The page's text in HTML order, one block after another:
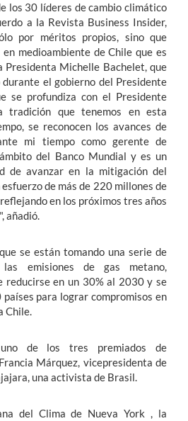
los 30 líderes de cambio climático
a la Revista Business Insider,
por méritos propios, sino que
medioambiente de Chile que es
Presidenta Michelle Bachelet, que
el gobierno del Presidente
se profundiza con el Presidente
tradición que tenemos en esta
se reconocen los avances de
mi tiempo como gerente de
del Banco Mundial y es un
de avanzar en la mitigación del
de más de 220 millones de
en los próximos tres años
añadió.
se están tomando una serie de
emisiones de gas metano,
reducirse en un 30% al 2030 y se
para lograr compromisos en
Chile.
de los tres premiados de
Márquez, vicepresidenta de
una activista de Brasil.
del Clima de Nueva York , la